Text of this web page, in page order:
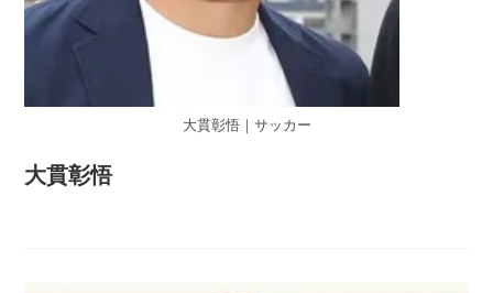
大貫彰悟｜サッカー
大貫彰悟